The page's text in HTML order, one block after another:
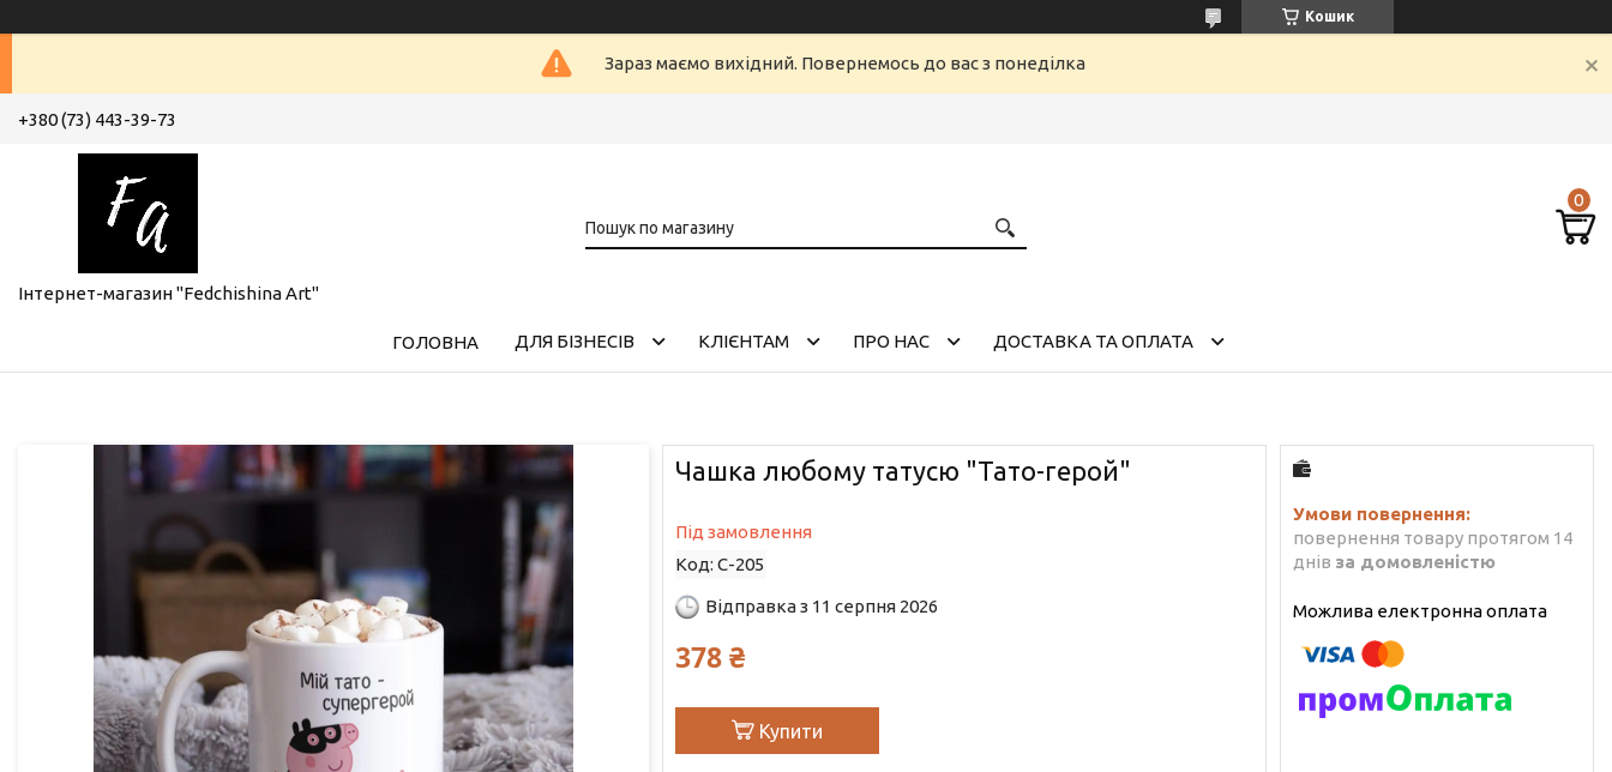
Кошик
Зараз маємо вихідний. Повернемось до вас з понеділка
+380 (73) 443-39-73
Інтернет-магазин "Fedchishina Art"
ГОЛОВНА ДЛЯ БІЗНЕСІВ КЛІЄНТАМ ПРО НАС ДОСТАВКА ТА ОПЛАТА
Чашка любому татусю "Тато-герой"
Під замовлення
Код: С-205
Відправка з 11 серпня 2026
378 ₴
Купити
повернення товару протягом 14
днів за домовленістю